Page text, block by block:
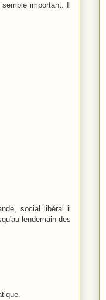
important. Il
social libéral il
lendemain des